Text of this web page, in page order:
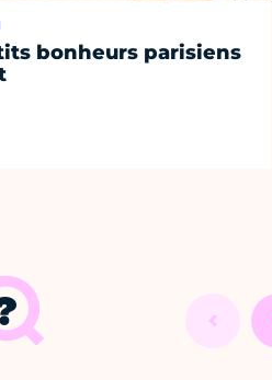
bonheurs parisiens